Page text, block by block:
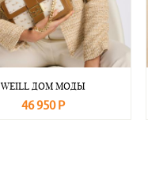
WEILL ДОМ МОДЫ
46 950 Р